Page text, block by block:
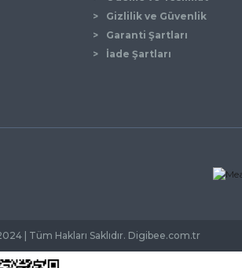
Gizlilik ve Güvenlik
Garanti Şartları
İade Şartları
| Tüm Hakları Saklıdır. Digibee.com.tr